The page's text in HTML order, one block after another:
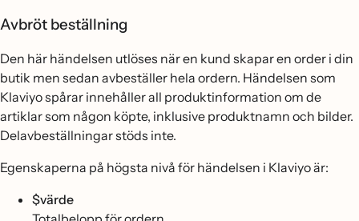
Avbröt beställning
Den här händelsen utlöses när en kund skapar en order i din
butik men sedan avbeställer hela ordern. Händelsen som
Klaviyo spårar innehåller all produktinformation om de
artiklar som någon köpte, inklusive produktnamn och bilder.
Delavbeställningar stöds inte.
Egenskaperna på högsta nivå för händelsen i Klaviyo är:
$värde